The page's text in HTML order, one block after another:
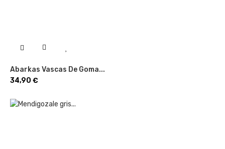
Abarkas Vascas De Goma...
Precio
34,90 €